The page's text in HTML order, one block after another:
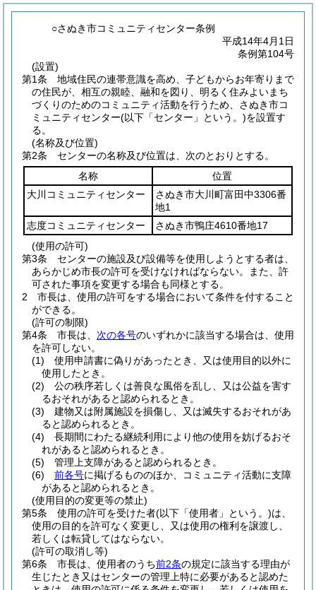
○さぬき市コミュニティセンター条例
平成14年4月1日
条例第104号
(設置)
第1条
地域住民の連帯意識を高め、子どもからお年寄りまで
の住民が、相互の親睦、融和を図り、明るく住みよいまち
づくりのためのコミュニティ活動を行うため、さぬき市コ
ミュニティセンター(以下「センター」という。)を設置す
る。
(名称及び位置)
第2条
センターの名称及び位置は、次のとおりとする。
名称
位置
大川コミュニティセンター
さぬき市大川町富田中3306番
地1
志度コミュニティセンター
さぬき市鴨庄4610番地17
(使用の許可)
第3条
センターの施設及び設備等を使用しようとする者は、
あらかじめ市長の許可を受けなければならない。
また、許
可された事項を変更する場合も同様とする。
2
市長は、使用の許可をする場合において条件を付すること
ができる。
(許可の制限)
第4条
市長は、 次の各号のいずれかに該当する場合は、使用
を許可しない。
(1)
使用申請書に偽りがあったとき、又は使用目的以外に
使用したとき。
(2)
公の秩序若しくは善良な風俗を乱し、又は公益を害す
るおそれがあると認められるとき。
(3)
建物又は附属施設を損傷し、又は滅失するおそれがあ
ると認められるとき。
(4)
長期間にわたる継続利用により他の使用を妨げるおそ
れがあると認められるとき。
(5)
管理上支障があると認められるとき。
(6)
前各号に掲げるもののほか、コミュニティ活動に支障
があると認められるとき。
(使用目的の変更等の禁止)
第5条
使用の許可を受けた者(以下「使用者」という。)は、
使用の目的を許可なく変更し、又は使用の権利を譲渡し、
若しくは転貸してはならない。
(許可の取消し等)
第6条
市長は、使用者のうち前2条の規定に該当する理由が
生じたとき又はセンターの管理上特に必要があると認めた